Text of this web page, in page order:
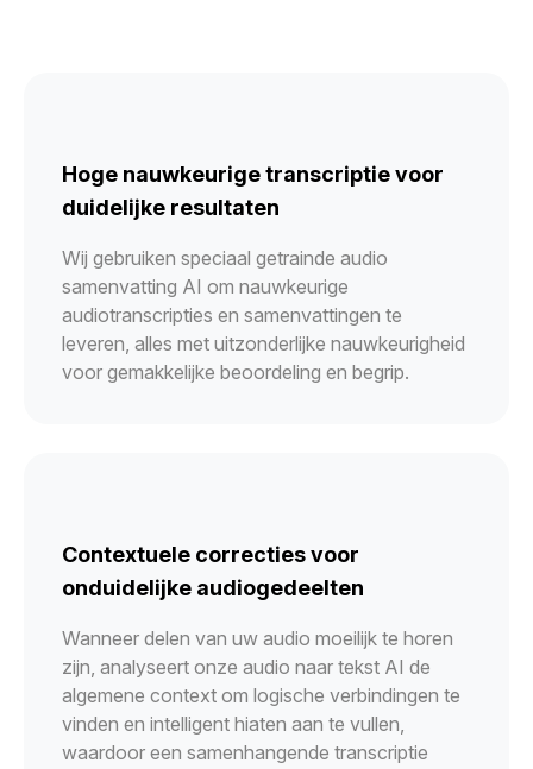
Hoge nauwkeurige transcriptie voor
duidelijke resultaten
Wij gebruiken speciaal getrainde audio
samenvatting AI om nauwkeurige
audiotranscripties en samenvattingen te
leveren, alles met uitzonderlijke nauwkeurigheid
voor gemakkelijke beoordeling en begrip.
Contextuele correcties voor
onduidelijke audiogedeelten
Wanneer delen van uw audio moeilijk te horen
zijn, analyseert onze audio naar tekst AI de
algemene context om logische verbindingen te
vinden en intelligent hiaten aan te vullen,
waardoor een samenhangende transcriptie